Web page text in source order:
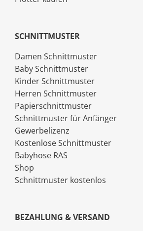
SCHNITTMUSTER
Damen Schnittmuster
Baby Schnittmuster
Kinder Schnittmuster
Herren Schnittmuster
Papierschnittmuster
Schnittmuster für Anfänger
Gewerbelizenz
Kostenlose Schnittmuster
Babyhose RAS
Shop
Schnittmuster kostenlos
BEZAHLUNG & VERSAND